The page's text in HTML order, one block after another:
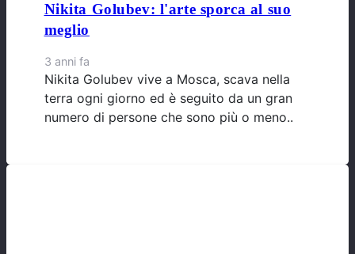
Nikita Golubev: l'arte sporca al suo
meglio
3 anni fa
Nikita Golubev vive a Mosca, scava nella
terra ogni giorno ed è seguito da un gran
numero di persone che sono più o meno..